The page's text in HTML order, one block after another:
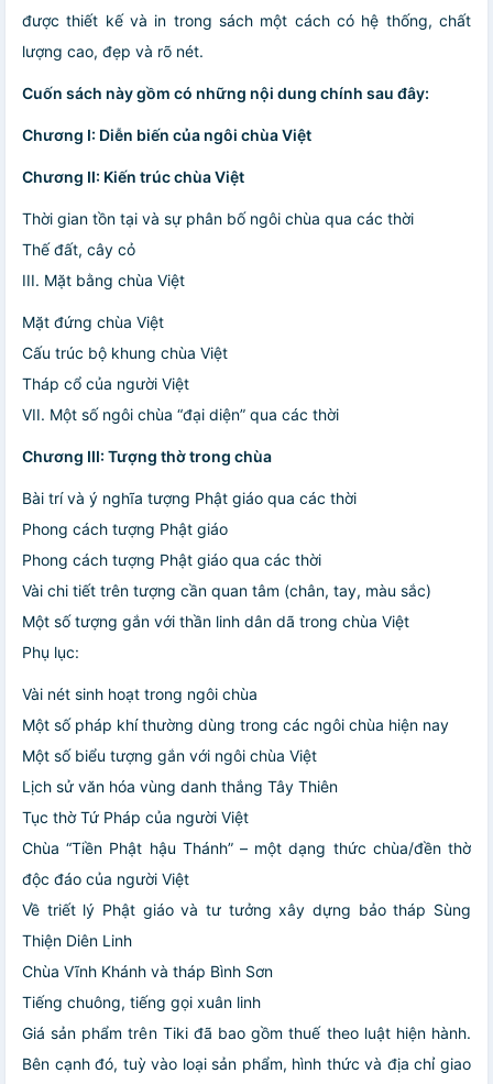
được thiết kế và in trong sách một cách có hệ thống, chất
lượng cao, đẹp và rõ nét.
Cuốn sách này gồm có những nội dung chính sau đây:
Chương I: Diễn biến của ngôi chùa Việt
Chương II: Kiến trúc chùa Việt
Thời gian tồn tại và sự phân bố ngôi chùa qua các thời
Thế đất, cây cỏ
III. Mặt bằng chùa Việt
Mặt đứng chùa Việt
Cấu trúc bộ khung chùa Việt
Tháp cổ của người Việt
VII. Một số ngôi chùa “đại diện” qua các thời
Chương III: Tượng thờ trong chùa
Bài trí và ý nghĩa tượng Phật giáo qua các thời
Phong cách tượng Phật giáo
Phong cách tượng Phật giáo qua các thời
Vài chi tiết trên tượng cần quan tâm (chân, tay, màu sắc)
Một số tượng gắn với thần linh dân dã trong chùa Việt
Phụ lục:
Vài nét sinh hoạt trong ngôi chùa
Một số pháp khí thường dùng trong các ngôi chùa hiện nay
Một số biểu tượng gắn với ngôi chùa Việt
Lịch sử văn hóa vùng danh thắng Tây Thiên
Tục thờ Tứ Pháp của người Việt
Chùa “Tiền Phật hậu Thánh” – một dạng thức chùa/đền thờ
độc đáo của người Việt
Về triết lý Phật giáo và tư tưởng xây dựng bảo tháp Sùng
Thiện Diên Linh
Chùa Vĩnh Khánh và tháp Bình Sơn
Tiếng chuông, tiếng gọi xuân linh
Giá sản phẩm trên Tiki đã bao gồm thuế theo luật hiện hành.
Bên cạnh đó, tuỳ vào loại sản phẩm, hình thức và địa chỉ giao